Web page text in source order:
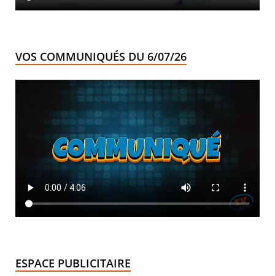
VOS COMMUNIQUÉS DU 6/07/26
ESPACE PUBLICITAIRE